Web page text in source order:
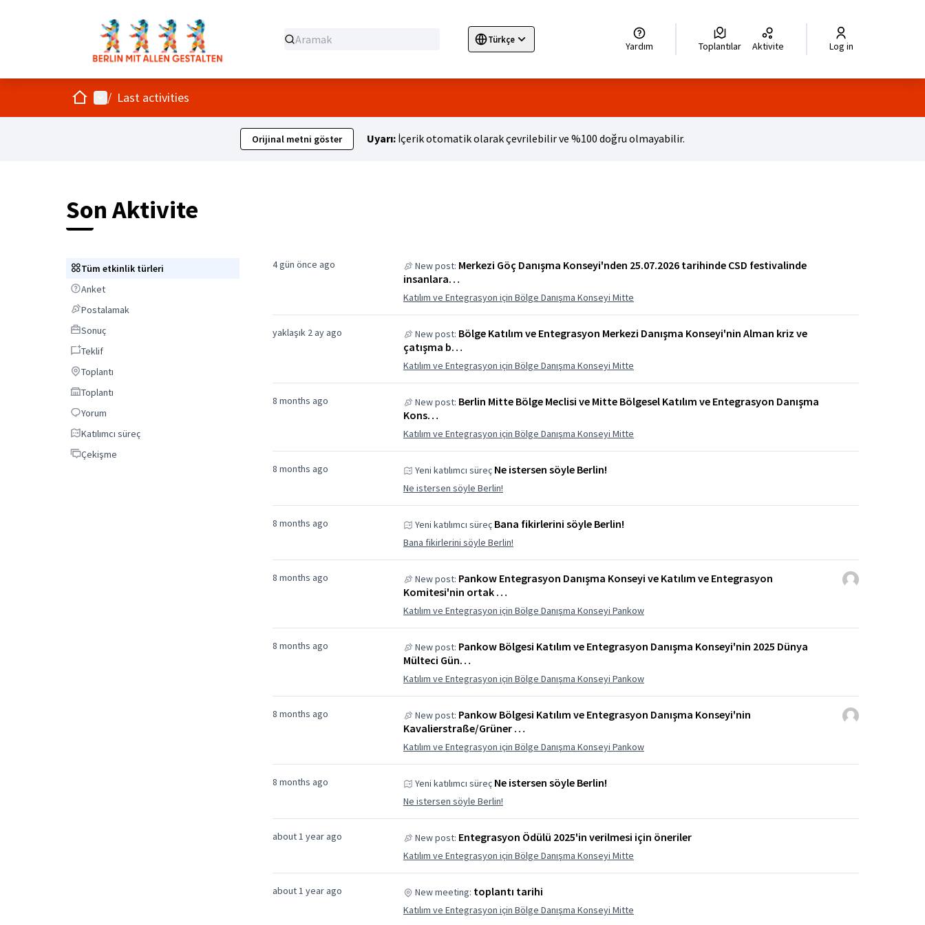
Türkçe
Sprache wählen Elegir el idioma Choisir la langue Wybierz język Dil seçinizزبان را انتخاب کنید Yardım Toplantılar Aktivite Log in
Ev Ana menü
/ Last activities
Orijinal metni göster Uyarı: İçerik otomatik olarak çevrilebilir ve %100 doğru olmayabilir.
Son Aktivite
Tüm etkinlik türleri
Tüm etkinlik türleri
AnketAnket
Postalamak
Postalamak
SonuçSonuç
TeklifTeklif
Toplantı
Toplantı
Toplantı
Toplantı
YorumYorum
katılımcı süreç
katılımcı süreç
Çekişme
Çekişme
4 gün önce ago New post: Merkezi Göç Danışma Konseyi'nden 25.07.2026 tarihinde CSD festivalinde
insanlara…
Katılım ve Entegrasyon için Bölge Danışma Konseyi Mitte
yaklaşık 2 ay ago New post: Bölge Katılım ve Entegrasyon Merkezi Danışma Konseyi'nin Alman kriz ve
çatışma b…
Katılım ve Entegrasyon için Bölge Danışma Konseyi Mitte
8 months ago New post: Berlin Mitte Bölge Meclisi ve Mitte Bölgesel Katılım ve Entegrasyon Danışma
Kons…
Katılım ve Entegrasyon için Bölge Danışma Konseyi Mitte
8 months ago Yeni katılımcı süreç Ne istersen söyle Berlin!
Ne istersen söyle Berlin!
8 months ago Yeni katılımcı süreç Bana fikirlerini söyle Berlin!
Bana fikirlerini söyle Berlin!
8 months ago New post: Pankow Entegrasyon Danışma Konseyi ve Katılım ve Entegrasyon
Komitesi'nin ortak …
Katılım ve Entegrasyon için Bölge Danışma Konseyi Pankow
8 months ago New post: Pankow Bölgesi Katılım ve Entegrasyon Danışma Konseyi'nin 2025 Dünya
Mülteci Gün…
Katılım ve Entegrasyon için Bölge Danışma Konseyi Pankow
8 months ago New post: Pankow Bölgesi Katılım ve Entegrasyon Danışma Konseyi'nin
Kavalierstraße/Grüner …
Katılım ve Entegrasyon için Bölge Danışma Konseyi Pankow
8 months ago Yeni katılımcı süreç Ne istersen söyle Berlin!
Ne istersen söyle Berlin!
about 1 year ago New post: Entegrasyon Ödülü 2025'in verilmesi için öneriler
Katılım ve Entegrasyon için Bölge Danışma Konseyi Mitte
about 1 year ago New meeting: toplantı tarihi
Katılım ve Entegrasyon için Bölge Danışma Konseyi Mitte